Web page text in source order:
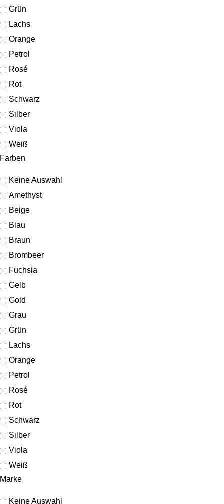
Grün
Lachs
Orange
Petrol
Rosé
Rot
Schwarz
Silber
Viola
Weiß
Farben
Keine Auswahl
Amethyst
Beige
Blau
Braun
Brombeer
Fuchsia
Gelb
Gold
Grau
Grün
Lachs
Orange
Petrol
Rosé
Rot
Schwarz
Silber
Viola
Weiß
Marke
Keine Auswahl